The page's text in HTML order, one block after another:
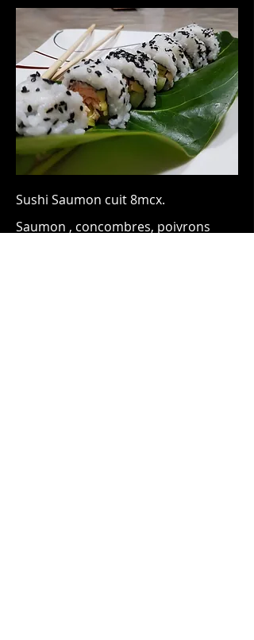
Sushi Saumon cuit 8mcx.
Saumon , concombres, poivrons